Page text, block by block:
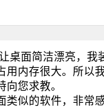
桌面简洁漂亮，我
用内存很大。所以
您求教。
类似的软件，非常